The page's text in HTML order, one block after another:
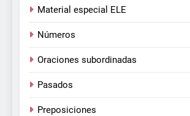
Material especial ELE
Números
Oraciones subordinadas
Pasados
Preposiciones